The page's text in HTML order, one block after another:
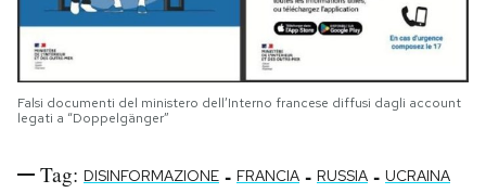
Falsi documenti del ministero dell’Interno francese diffusi dagli account
legati a “Doppelgänger”
Tag: DISINFORMAZIONE - FRANCIA - RUSSIA - UCRAINA